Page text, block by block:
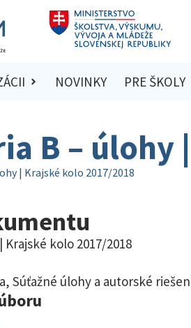
NOVINKY PRE ŠKOLY
B – úlohy
| Krajské kolo 2017/2018
kolo 2017/2018
, Súťažné úlohy a autorské